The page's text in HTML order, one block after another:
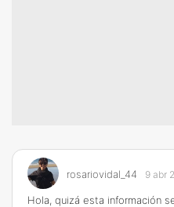
rosariovidal_44 9 abr
Hola, quizá esta información